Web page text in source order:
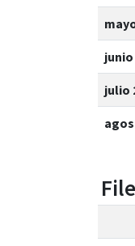
junio
julio